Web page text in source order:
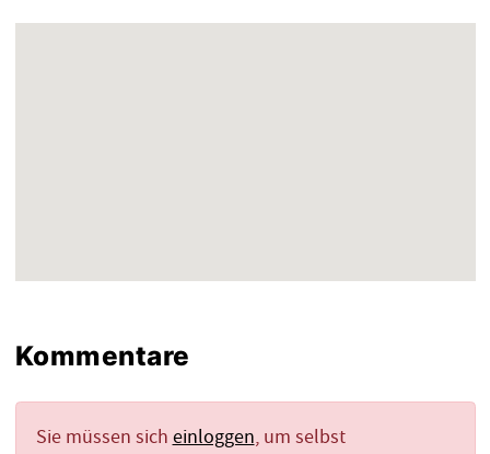
Kommentare
Sie müssen sich einloggen, um selbst